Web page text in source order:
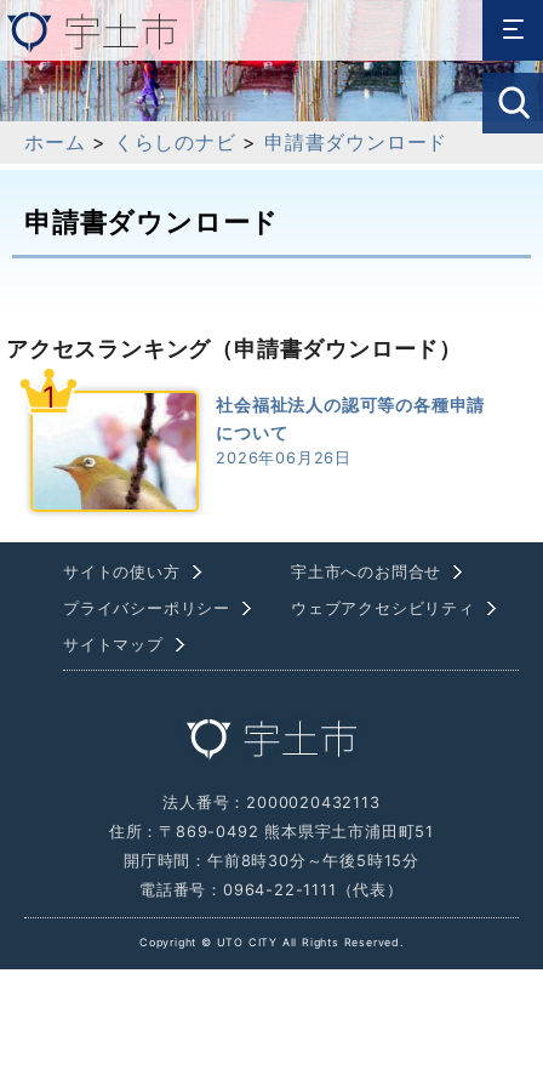
ホーム > くらしのナビ > 申請書ダウンロード
申請書ダウンロード
アクセスランキング （申請書ダウンロード）
1
社会福祉法人の認可等の各種申請
について
2026年06月26日
サイトの使い方
宇土市へのお問合せ
プライバシーポリシー
ウェブアクセシビリティ
サイトマップ
法人番号：2000020432113
住所：〒869-0492 熊本県宇土市浦田町51
開庁時間：午前8時30分～午後5時15分
電話番号：0964-22-1111（代表）
Copyright © UTO CITY All Rights Reserved.